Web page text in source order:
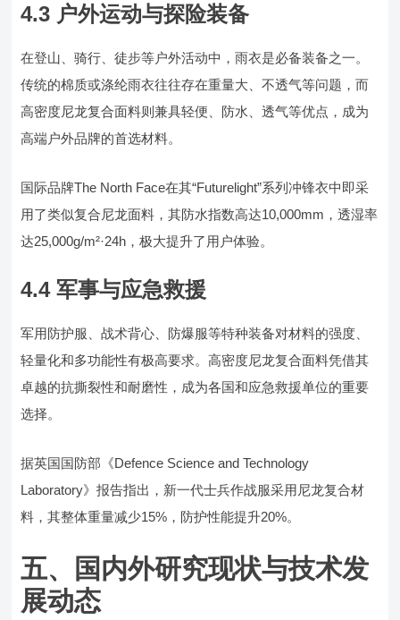
4.3 户外运动与探险装备
在登山、骑行、徒步等户外活动中，雨衣是必备装备之一。
传统的棉质或涤纶雨衣往往存在重量大、不透气等问题，而
高密度尼龙复合面料则兼具轻便、防水、透气等优点，成为
高端户外品牌的首选材料。
国际品牌The North Face在其“Futurelight”系列冲锋衣中即采
用了类似复合尼龙面料，其防水指数高达10,000mm，透湿率
达25,000g/m²·24h，极大提升了用户体验。
4.4 军事与应急救援
军用防护服、战术背心、防爆服等特种装备对材料的强度、
轻量化和多功能性有极高要求。高密度尼龙复合面料凭借其
卓越的抗撕裂性和耐磨性，成为各国和应急救援单位的重要
选择。
据英国国防部《Defence Science and Technology
Laboratory》报告指出，新一代士兵作战服采用尼龙复合材
料，其整体重量减少15%，防护性能提升20%。
五、国内外研究现状与技术发
展动态